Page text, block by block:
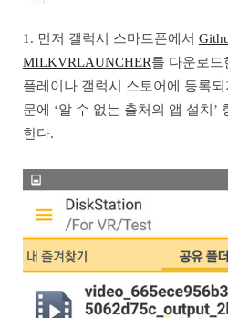
1. 먼저 갤럭시 스마트폰에서
MILKVRLAUNCHER를 다운로드
플레이나 갤럭시 스토어에 등록
문에 ‘알 수 없는 출처의 앱 설치’
한다.